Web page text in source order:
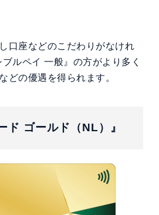
口座などのこだわりがなけれ
ルペイ 一般』の方がより多く
どの優遇を得られます。
ド ゴールド（NL）』